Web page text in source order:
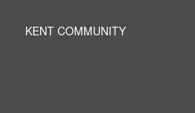
KENT COMMUNITY